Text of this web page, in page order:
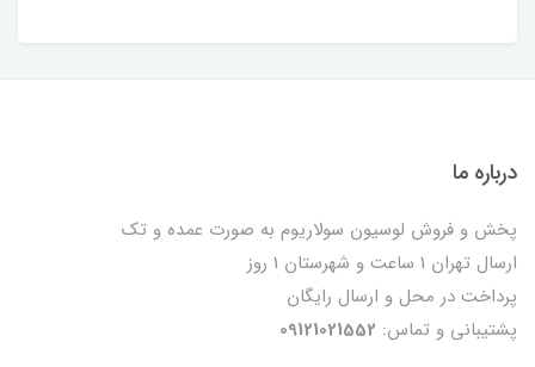
درباره ما
پخش و فروش لوسیون سولاریوم به صورت عمده و تک
ارسال تهران 1 ساعت و شهرستان 1 روز
پرداخت در محل و ارسال رایگان
پشتیبانی و تماس: 09121021552